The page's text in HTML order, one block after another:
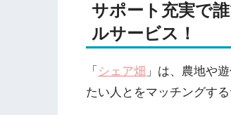
サポート充実で
ルサービス！
「シェア畑 」は、農地や
たい人とをマッチングする